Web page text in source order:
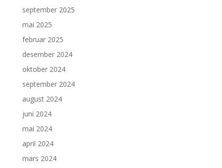
september 2025
mai 2025
februar 2025
desember 2024
oktober 2024
september 2024
august 2024
juni 2024
mai 2024
april 2024
mars 2024